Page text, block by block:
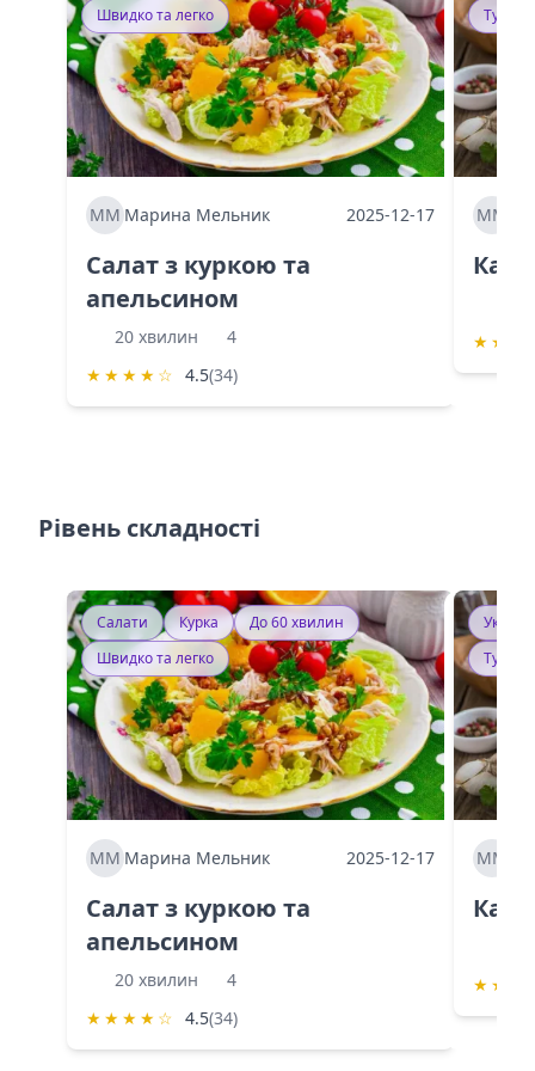
Швидко та легко
ММ Марина Мельник 2025-12-17
Салат з куркою та
апельсином
20 хвилин
4
★ ★ ★ ★ ☆ 4.5(34)
ММ
★ ★
Рівень складності
Салати Курка
До 60 хвилин
Швидко та легко
ММ Марина Мельник 2025-12-17
Салат з куркою та
апельсином
20 хвилин
4
★ ★ ★ ★ ☆ 4.5(34)
ММ
★ ★